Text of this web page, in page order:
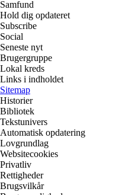
Samfund
Hold dig opdateret
Subscribe
Social
Seneste nyt
Brugergruppe
Lokal kreds
Links i indholdet
Sitemap
Historier
Bibliotek
Tekstunivers
Automatisk opdatering
Lovgrundlag
Websitecookies
Privatliv
Rettigheder
Brugsvilkår